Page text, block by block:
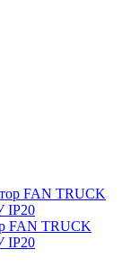
FAN TRUCK
IP20